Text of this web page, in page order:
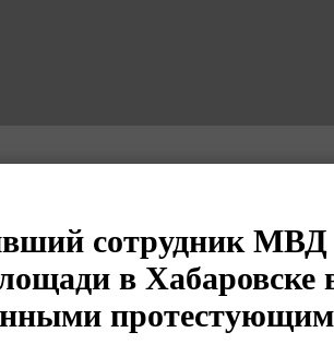
сотрудник МВД
в Хабаровске